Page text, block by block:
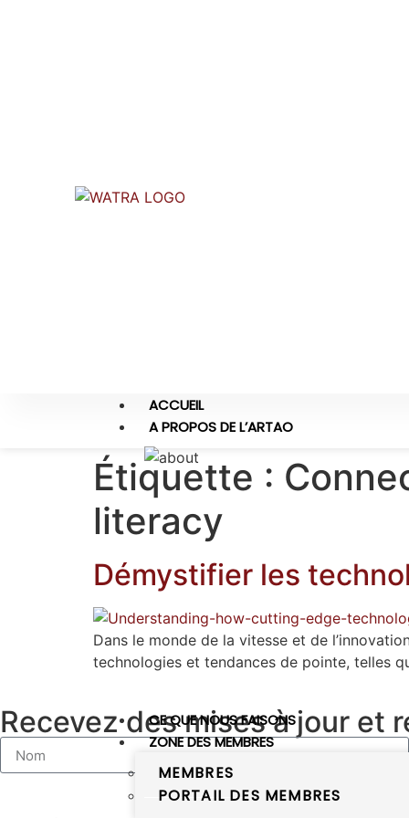
ACCUEIL
A PROPOS DE L’ARTAO
CE QUE NOUS FAISONS
ZONE DES MEMBRES
MEMBRES
PORTAIL DES MEMBRES
Étiquette :
literacy
Démystifier les
Dans le monde de la vitesse et de
technologies et tendances de pointe, telles
Recevez des mises à jour